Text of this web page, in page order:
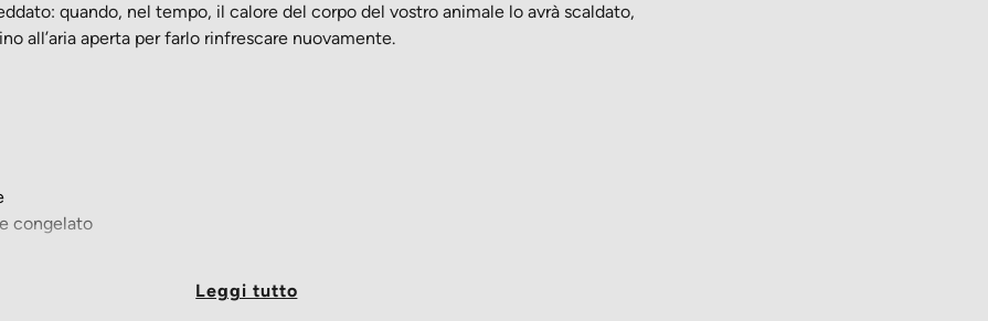
quando, nel tempo, il calore del corpo del vostro animale lo avrà scaldato,
all’aria aperta per farlo rinfrescare nuovamente.
congelato
Leggi tutto